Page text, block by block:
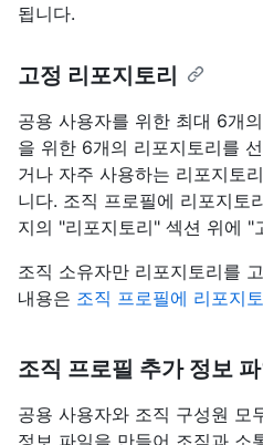
됩니다.
고정 리포지토리
공용 사용자를 위한 최대 6개
을 위한 6개의 리포지토리를
거나 자주 사용하는 리포지토
니다. 조직 프로필에 리포지토
지의 "리포지토리" 섹션 위에 "
조직 소유자만 리포지토리를
내용은 조직 프로필에 리포지
조직 프로필 추가 정보
공용 사용자와 조직 구성원 모